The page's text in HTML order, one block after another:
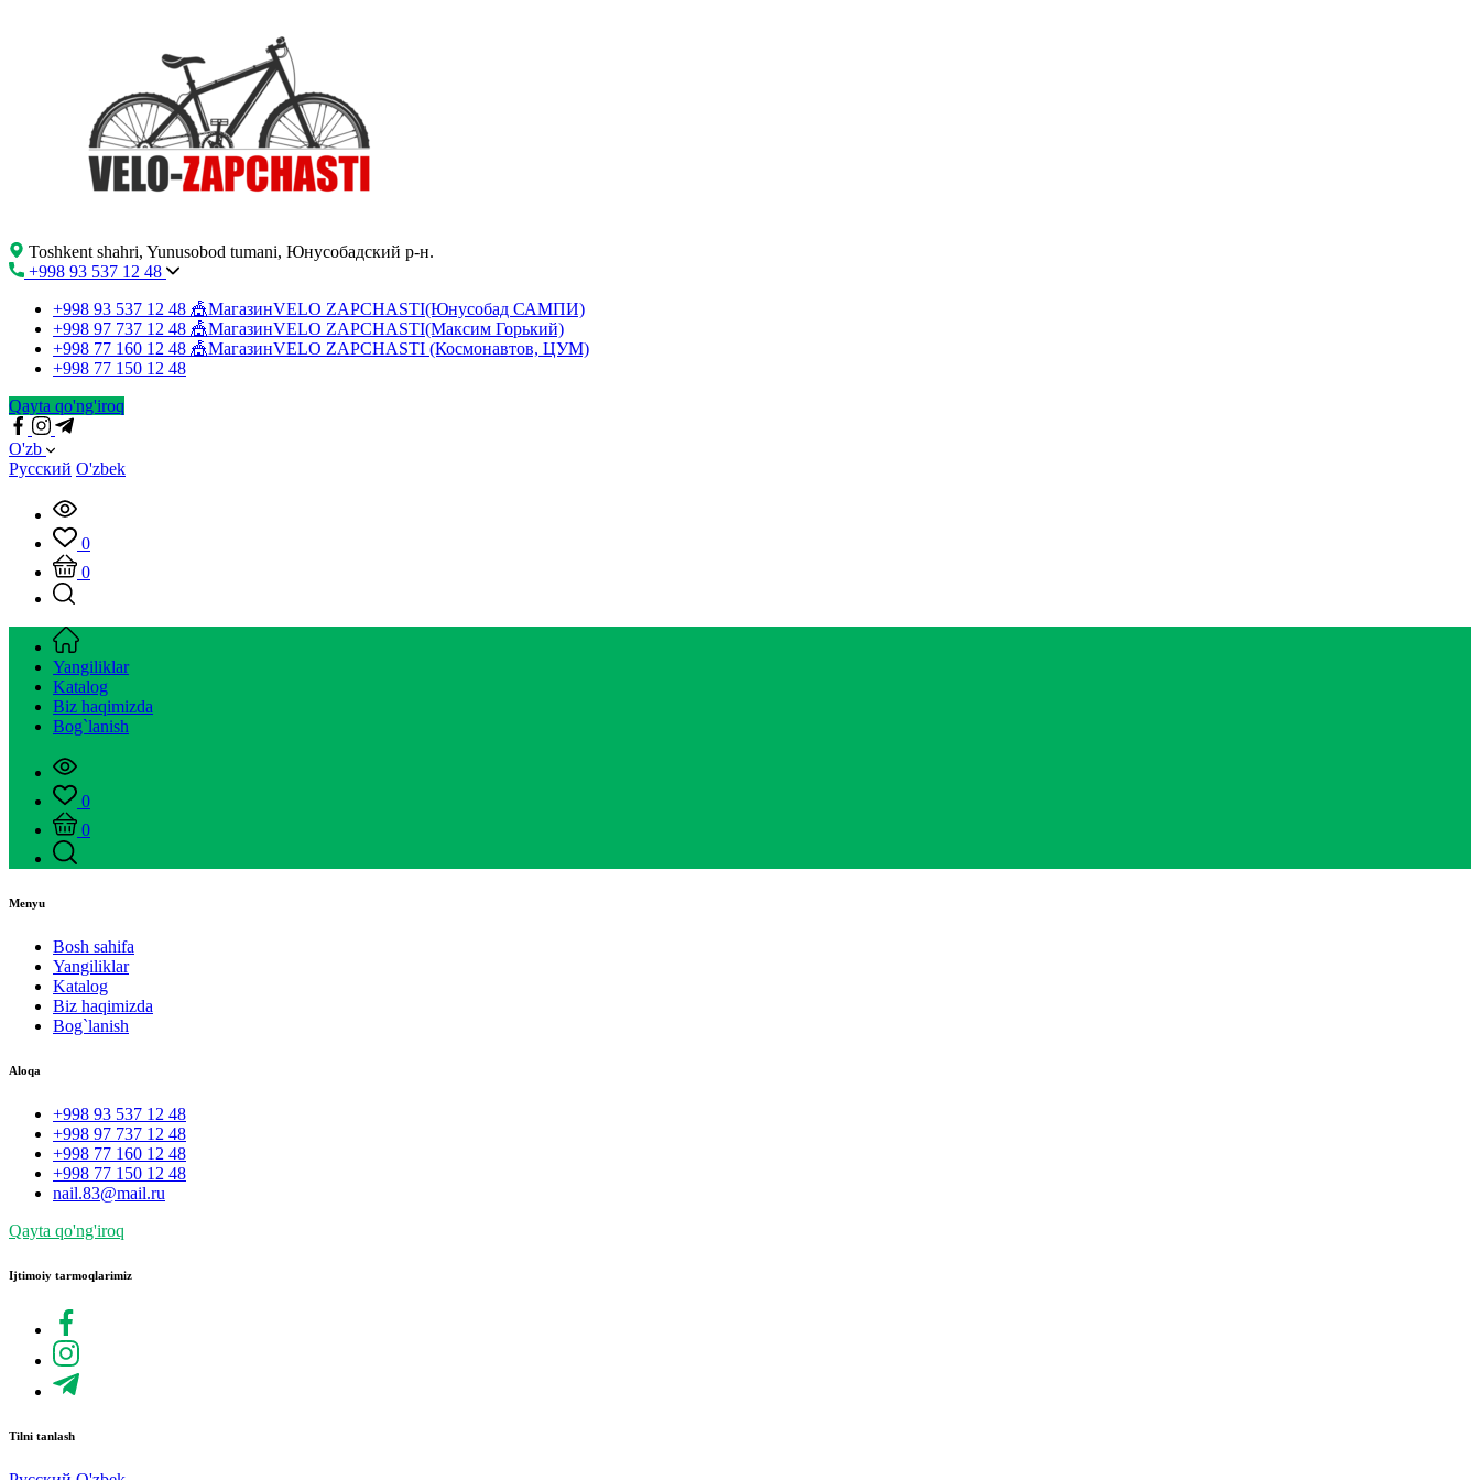
Toshkent shahri, Yunusobod tumani, Юнусобадский р-н.
+998 93 537 12 48
+998 93 537 12 48 🎪МагазинVELO ZAPCHASTI(Юнусобад САМПИ)
+998 97 737 12 48 🎪МагазинVELO ZAPCHASTI(Максим Горький)
+998 77 160 12 48 🎪МагазинVELO ZAPCHASTI (Космонавтов, ЦУМ)
+998 77 150 12 48
Qayta qo'ng'iroq
O'zb
Русский O'zbek
0
0
Yangiliklar
Katalog
Biz haqimizda
Bog`lanish
0
0
Menyu
Bosh sahifa
Yangiliklar
Katalog
Biz haqimizda
Bog`lanish
Aloqa
+998 93 537 12 48
+998 97 737 12 48
+998 77 160 12 48
+998 77 150 12 48
nail.83@mail.ru
Qayta qo'ng'iroq
Ijtimoiy tarmoqlarimiz
Tilni tanlash